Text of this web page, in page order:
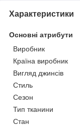
Характеристики
Основні атрибути
Виробник
Країна виробник
Вигляд джинсів
Стиль
Сезон
Тип тканини
Стан